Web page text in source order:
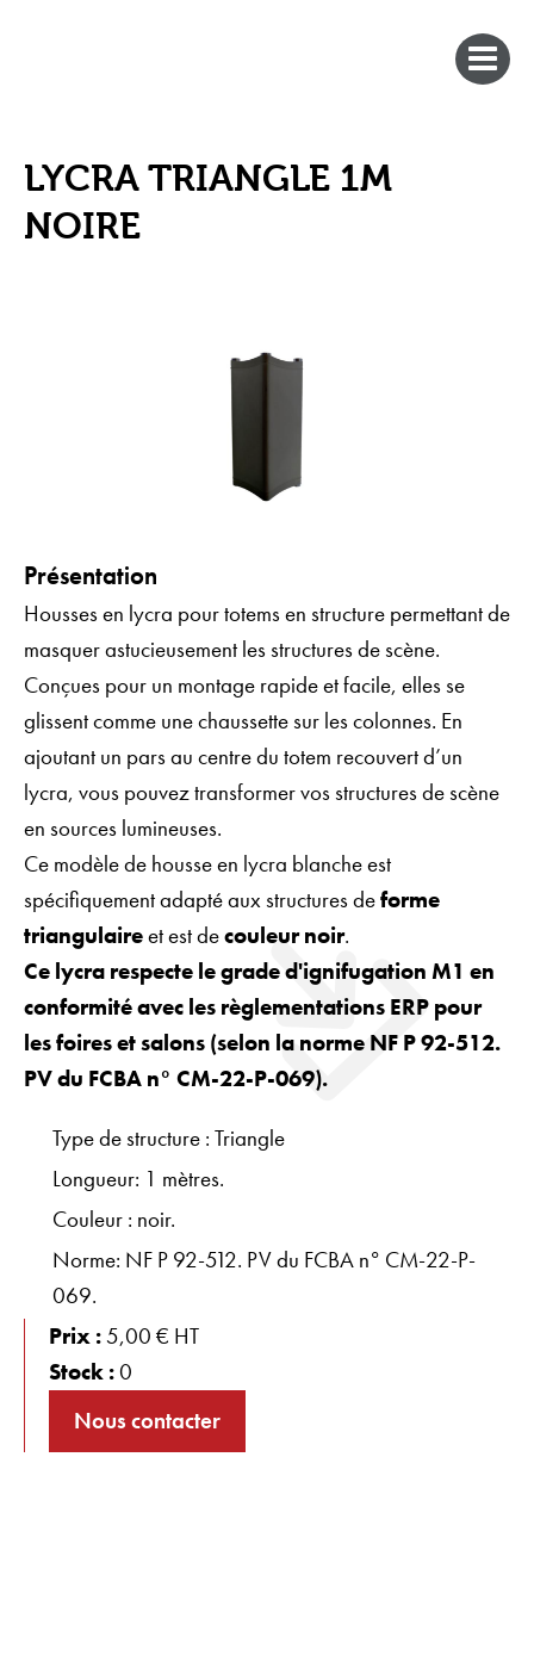
LYCRA TRIANGLE 1M
NOIRE
Présentation
Housses en lycra pour totems en structure permettant de
masquer astucieusement les structures de scène.
Conçues pour un montage rapide et facile, elles se
glissent comme une chaussette sur les colonnes. En
ajoutant un pars au centre du totem recouvert d’un
lycra, vous pouvez transformer vos structures de scène
en sources lumineuses.
Ce modèle de housse en lycra blanche est
spécifiquement adapté aux structures deforme
triangulaireet est decouleur noir.
Ce lycra respecte le grade d'ignifugation M1 en
conformité avec les règlementations ERP pour
les foires et salons (selon la norme NF P 92-512.
PV du FCBA n° CM-22-P-069).
Type de structure : Triangle
Longueur: 1 mètres.
Couleur : noir.
Norme: NF P 92-512. PV du FCBA n° CM-22-P-
069.
Prix :5,00 € HT
Stock :0
Nous contacter